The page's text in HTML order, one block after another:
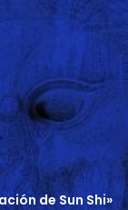
de Sun Shi»